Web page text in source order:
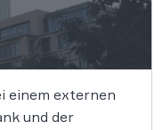
einem externen
und der